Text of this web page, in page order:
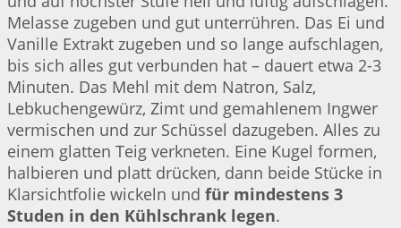
Melasse zugeben und gut unterrühren. Das Ei und
Vanille Extrakt zugeben und so lange aufschlagen,
bis sich alles gut verbunden hat – dauert etwa 2-3
Minuten. Das Mehl mit dem Natron, Salz,
Lebkuchengewürz, Zimt und gemahlenem Ingwer
vermischen und zur Schüssel dazugeben. Alles zu
einem glatten Teig verkneten. Eine Kugel formen,
halbieren und platt drücken, dann beide Stücke in
Klarsichtfolie wickeln und für mindestens 3
Studen in den Kühlschrank legen.